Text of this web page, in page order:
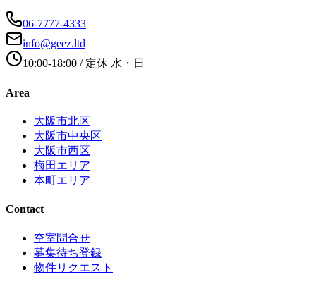
06-7777-4333
info@geez.ltd
10:00-18:00 / 定休 水・日
Area
大阪市北区
大阪市中央区
大阪市西区
梅田エリア
本町エリア
Contact
空室問合せ
募集待ち登録
物件リクエスト